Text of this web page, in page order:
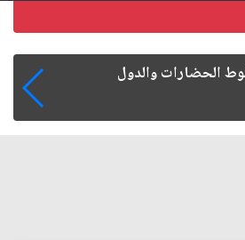
على صفيح ساخن